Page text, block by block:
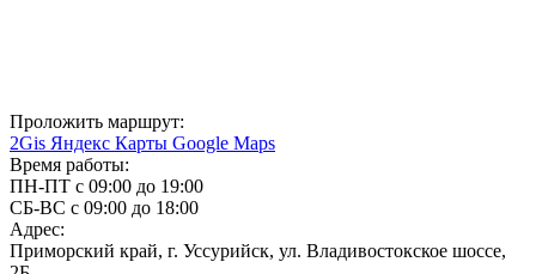
Проложить маршрут:
2Gis Яндекс Карты Google Maps
Время работы:
ПН-ПТ с 09:00 до 19:00
СБ-ВС с 09:00 до 18:00
Адрес:
Приморский край, г. Уссурийск, ул. Владивостокское шоссе,